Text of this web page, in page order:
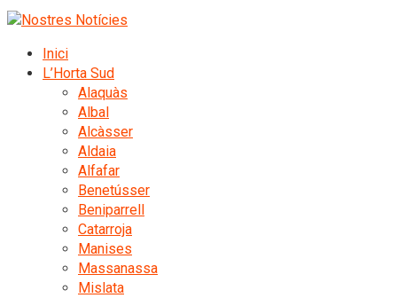
Inici
L’Horta Sud
Alaquàs
Albal
Alcàsser
Aldaia
Alfafar
Benetússer
Beniparrell
Catarroja
Manises
Massanassa
Mislata